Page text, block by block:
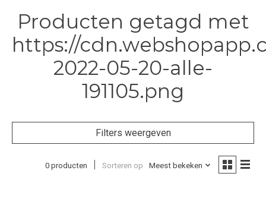
Producten getagd met
https://
2022-05-20-alle-
191105.png
Filters weergeven
0 producten Sorteren op Meest bekeken